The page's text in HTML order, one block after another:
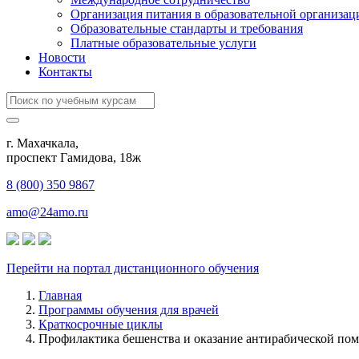
Организация питания в образовательной
Образовательные стандарты и требования
Платные образовательные услуги
Новости
Контакты
г. Махачкала,
​проспект Гамидова, 18ж
8 (800) 350 9867
amo@24amo.ru
Перейти на портал дистанционного обучения
Главная
Программы обучения для врачей
Краткосрочные циклы
Профилактика бешенства и оказание антирабической